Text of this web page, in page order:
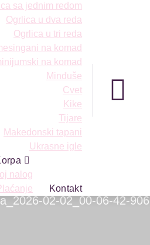
sa jednim redom
Ogrlica u dva reda
Ogrlica u tri reda
na komad
na komad
Minđuše
Cvet
Kike
Tijare
Makedonski tapani
Ukrasne igle
nalog
Kontakt
02-02_00-06-42-906